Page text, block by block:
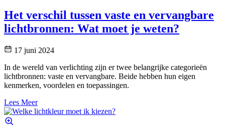
Het verschil tussen vaste en vervangbare
lichtbronnen: Wat moet je weten?
17 juni 2024
In de wereld van verlichting zijn er twee belangrijke categorieën
lichtbronnen: vaste en vervangbare. Beide hebben hun eigen
kenmerken, voordelen en toepassingen.
Lees Meer